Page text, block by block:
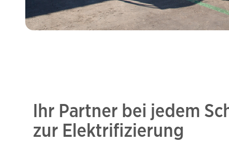
Ihr Partner bei jedem
zur Elektrifizierung